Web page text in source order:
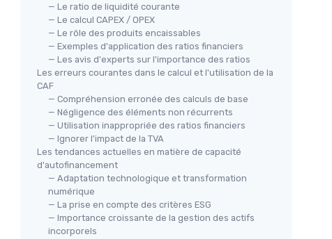
— Le ratio de liquidité courante
— Le calcul CAPEX / OPEX
— Le rôle des produits encaissables
— Exemples d'application des ratios financiers
— Les avis d'experts sur l'importance des ratios
Les erreurs courantes dans le calcul et l'utilisation de la
CAF
— Compréhension erronée des calculs de base
— Négligence des éléments non récurrents
— Utilisation inappropriée des ratios financiers
— Ignorer l'impact de la TVA
Les tendances actuelles en matière de capacité
d'autofinancement
— Adaptation technologique et transformation
numérique
— La prise en compte des critères ESG
— Importance croissante de la gestion des actifs
incorporels